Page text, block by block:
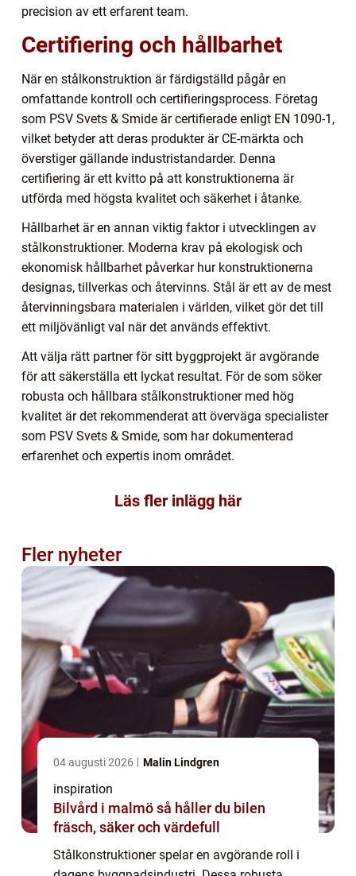
precision av ett erfarent team.
Certifiering och hållbarhet
När en stålkonstruktion är färdigställd pågår en
omfattande kontroll och certifieringsprocess. Företag
som PSV Svets & Smide är certifierade enligt EN 1090-1,
vilket betyder att deras produkter är CE-märkta och
överstiger gällande industristandarder. Denna
certifiering är ett kvitto på att konstruktionerna är
utförda med högsta kvalitet och säkerhet i åtanke.
Hållbarhet är en annan viktig faktor i utvecklingen av
stålkonstruktioner. Moderna krav på ekologisk och
ekonomisk hållbarhet påverkar hur konstruktionerna
designas, tillverkas och återvinns. Stål är ett av de mest
återvinningsbara materialen i världen, vilket gör det till
ett miljövänligt val när det används effektivt.
Att välja rätt partner för sitt byggprojekt är avgörande
för att säkerställa ett lyckat resultat. För de som söker
robusta och hållbara stålkonstruktioner med hög
kvalitet är det rekommenderat att överväga specialister
som PSV Svets & Smide, som har dokumenterad
erfarenhet och expertis inom området.
Läs fler inlägg här
Fler nyheter
04 augusti 2026 Malin Lindgren
inspiration
Bilvård i malmö så håller du bilen
fräsch, säker och värdefull
Stålkonstruktioner spelar en avgörande roll i